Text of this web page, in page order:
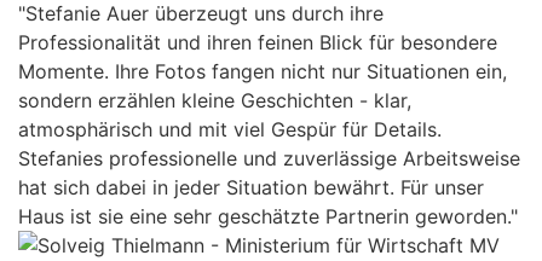
"Stefanie Auer überzeugt uns durch ihre
Professionalität und ihren feinen Blick für besondere
Momente. Ihre Fotos fangen nicht nur Situationen ein,
sondern erzählen kleine Geschichten - klar,
atmosphärisch und mit viel Gespür für Details.
Stefanies professionelle und zuverlässige Arbeitsweise
hat sich dabei in jeder Situation bewährt. Für unser
Haus ist sie eine sehr geschätzte Partnerin geworden."